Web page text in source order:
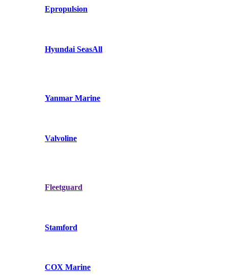
Epropulsion
Hyundai SeasAll
Yanmar Marine
Valvoline
Fleetguard
Stamford
COX Marine